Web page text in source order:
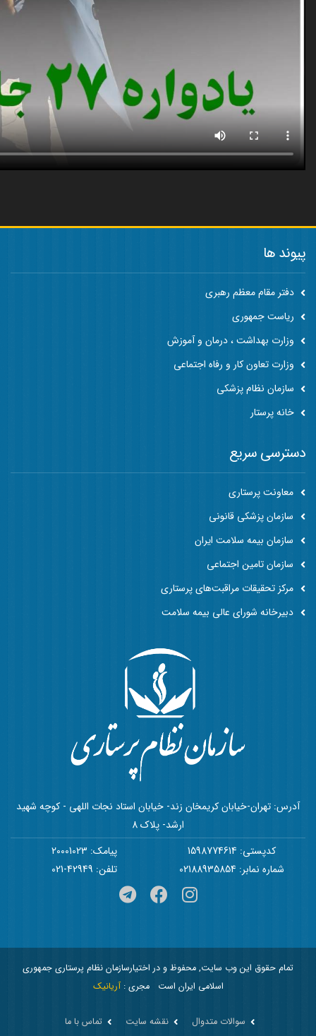
پیوند ها
دفتر مقام معظم رهبری
ریاست جمهوری
وزارت بهداشت ، درمان و آموزش
وزارت تعاون کار و رفاه اجتماعی
سازمان نظام پزشکی
خانه پرستار
آدرس: تهران-خیابان کریمخان زند- خیابان استاد نجات اللهی - کوچه شهید
ارشد- پلاک 8
کدپستی: 1598774614
پیامک: 20001023
شماره نمابر: 02188935854
تلفن: 42949-021
دسترسی سریع
معاونت پرستاری
سازمان پزشکی قانونی
سازمان بیمه سلامت ایران
سازمان تامین اجتماعی
مرکز تحقیقات مراقبت‌های پرستاری
دبیرخانه شورای عالی بیمه سلامت
تمام حقوق این وب سایت, محفوظ و در اختیارسازمان نظام پرستاری جمهوری
اسلامی ایران است
مجری :آریانیک
سوالات متدوال نقشه سایت تماس با ما